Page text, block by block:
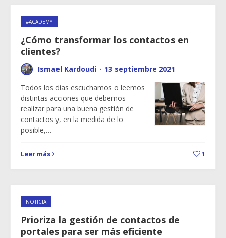
#ACADEMY
¿Cómo transformar los contactos en
clientes?
Ismael Kardoudi · 13 septiembre 2021
Todos los días escuchamos o leemos
distintas acciones que debemos
realizar para una buena gestión de
contactos y, en la medida de lo
posible,…
Leer más 1
NOTICIA
Prioriza la gestión de contactos de
portales para ser más eficiente